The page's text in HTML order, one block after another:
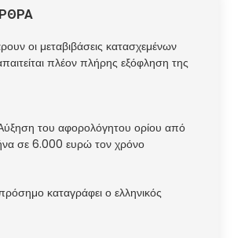
οι μεταβιβάσεις κατασχεμένων
πλέον πλήρης εξόφληση της
του αφορολόγητου ορίου από
σε 6.000 ευρώ τον χρόνο
καταγράφει ο ελληνικός